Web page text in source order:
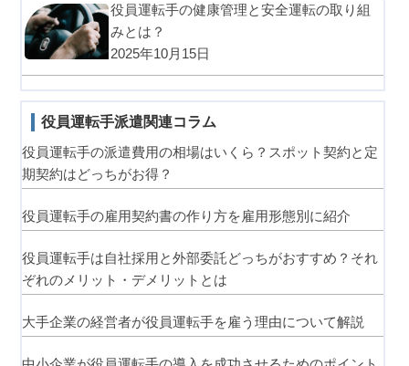
役員運転手の健康管理と安全運転の取り組
みとは？
2025年10月15日
役員運転手派遣関連コラム
役員運転手の派遣費用の相場はいくら？スポット契約と定
期契約はどっちがお得？
役員運転手の雇用契約書の作り方を雇用形態別に紹介
役員運転手は自社採用と外部委託どっちがおすすめ？それ
ぞれのメリット・デメリットとは
大手企業の経営者が役員運転手を雇う理由について解説